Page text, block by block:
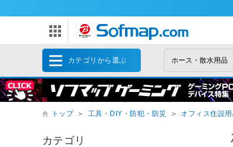
カテゴリから選ぶ
トップ ＞ 工具・DIY・防犯・防災 ＞ オフィス住設
カテゴリ